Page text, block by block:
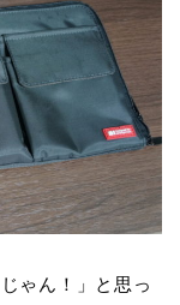
ゃん！」と思っ